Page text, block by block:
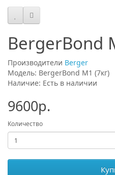
BergerBond
Производители Berger
Модель: BergerBond M1 (7кг)
Наличие: Есть в наличии
9600р.
Количество